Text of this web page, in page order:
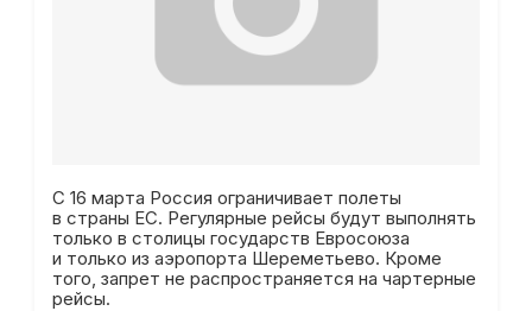
С 16 марта Россия ограничивает полеты
в страны ЕС. Регулярные рейсы будут выполнять
только в столицы государств Евросоюза
и только из аэропорта Шереметьево. Кроме
того, запрет не распространяется на чартерные
рейсы.